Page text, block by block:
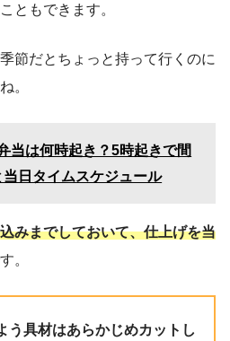
ともできます。
節だとちょっと持って行くのに
。
当は何時起き？5時起きで間
日タイムスケジュール
みまでしておいて、仕上げを当
。
う具材はあらかじめカットし